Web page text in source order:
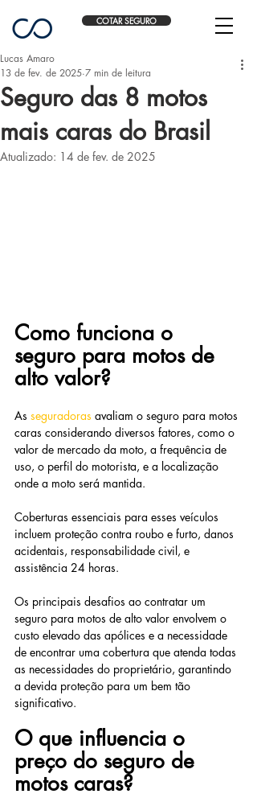
COTAR SEGURO
Seguro das 8 motos
mais caras do Brasil
Lucas Amaro
13 de fev. de 2025 7 min de leitura
Atualizado: 14 de fev. de 2025
Como funciona o
seguro para motos de
alto valor?
As seguradoras avaliam o seguro para motos
caras considerando diversos fatores, como o
valor de mercado da moto, a frequência de
uso, o perfil do motorista, e a localização
onde a moto será mantida.
Coberturas essenciais para esses veículos
incluem proteção contra roubo e furto, danos
acidentais, responsabilidade civil, e
assistência 24 horas.
Os principais desafios ao contratar um
seguro para motos de alto valor envolvem o
custo elevado das apólices e a necessidade
de encontrar uma cobertura que atenda todas
as necessidades do proprietário, garantindo
a devida proteção para um bem tão
significativo.
O que influencia o
preço do seguro de
motos caras?